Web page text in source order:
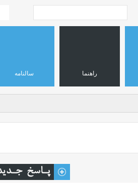
سالنامه راهنما